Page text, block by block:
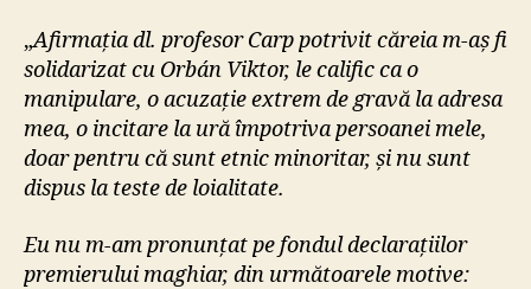
„Afirmația dl. profesor Carp potrivit căreia m-aș fi
solidarizat cu Orbán Viktor, le calific ca o
manipulare, o acuzație extrem de gravă la adresa
mea, o incitare la ură împotriva persoanei mele,
doar pentru că sunt etnic minoritar, și nu sunt
dispus la teste de loialitate.
Eu nu m-am pronunțat pe fondul declarațiilor
premierului maghiar, din următoarele motive: